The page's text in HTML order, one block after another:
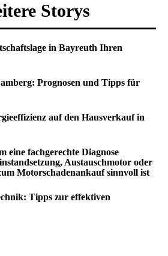
Storys
in Bayreuth Ihren
Prognosen und Tipps für
auf den Hausverkauf in
eine fachgerechte Diagnose
Austauschmotor oder
Motorschadenankauf sinnvoll ist
Tipps zur effektiven